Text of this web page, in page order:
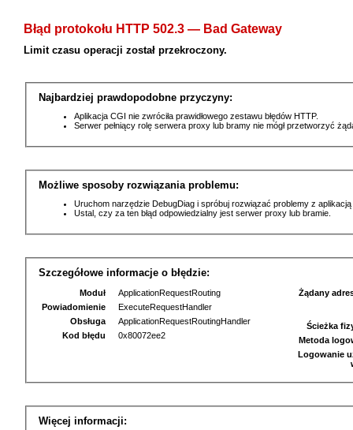
Błąd protokołu HTTP 502.3 — Bad Gateway
Limit czasu operacji został przekroczony.
Najbardziej prawdopodobne przyczyny:
Aplikacja CGI nie zwróciła prawidłowego zestawu błędów HTTP.
Serwer pełniący rolę serwera proxy lub bramy nie mógł przetworzyć
Możliwe sposoby rozwiązania problemu:
Uruchom narzędzie DebugDiag i spróbuj rozwiązać problemy z
Ustal, czy za ten błąd odpowiedzialny jest serwer proxy lub bramie.
Szczegółowe informacje o błędzie:
Moduł
ApplicationRequestRouting
Powiadomienie
ExecuteRequestHandler
Obsługa
ApplicationRequestRoutingHandler
Kod błędu
0x80072ee2
Żądany
Ścieżka
Metoda
Logowanie
Więcej informacji: